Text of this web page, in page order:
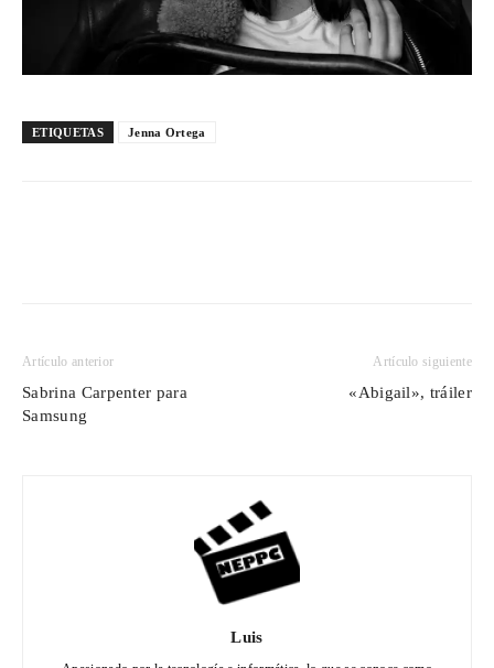
ETIQUETAS Jenna Ortega
Artículo anterior
Sabrina Carpenter para
Samsung
Artículo siguiente
«Abigail», tráiler
Luis